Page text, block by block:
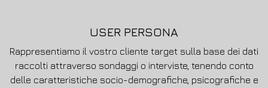
USER PERSONA
Rappresentiamo il vostro cliente target sulla base dei dati
raccolti attraverso sondaggi o interviste, tenendo conto
delle caratteristiche socio-demografiche, psicografiche e